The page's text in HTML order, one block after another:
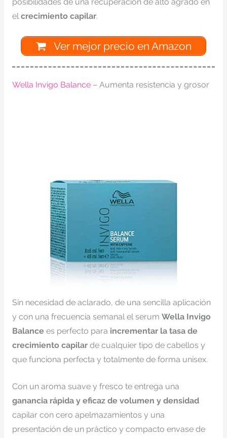
elcrecimiento capilar.
Ver mejor precio en Amazon
Wella Invigo Balance– Aumenta resistencia y grosor
Sin necesidad de aclarado, de una sencilla aplicación
y con una frecuencia semanal el serum Wella Invigo
Balancees perfecto para incrementar la tasa de
crecimiento capilarde cualquier tipo de cabellos y
que funciona perfecta y totalmente de forma unisex.
Con un aroma suave y fresco te entrega una
ganancia rápida y eficaz de volumen y densidad
capilar con cero apelmazamientos y una
presentación de un práctico y compacto envase de